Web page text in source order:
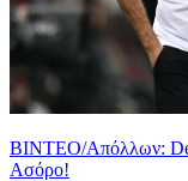
ΒΙΝΤΕΟ/Απόλλων:
Ασόρο!